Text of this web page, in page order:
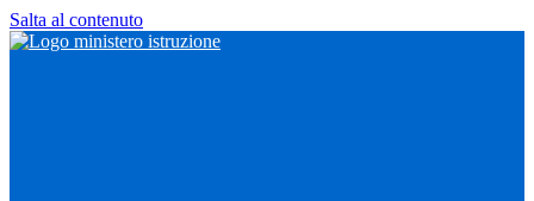
Salta al contenuto